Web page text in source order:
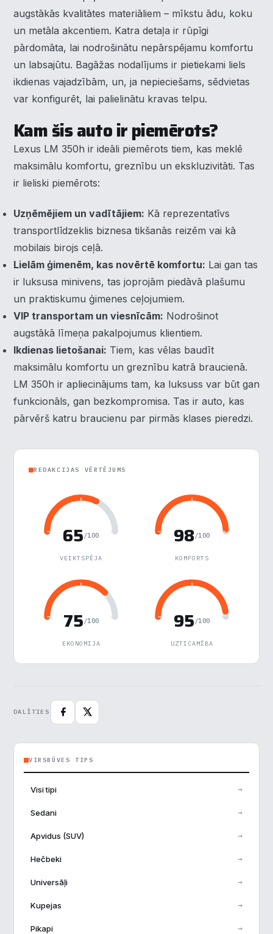
augstākās kvalitātes materiāliem – mīkstu ādu, koku
un metāla akcentiem. Katra detaļa ir rūpīgi
pārdomāta, lai nodrošinātu nepārspējamu komfortu
un labsajūtu. Bagāžas nodalījums ir pietiekami liels
ikdienas vajadzībām, un, ja nepieciešams, sēdvietas
var konfigurēt, lai palielinātu kravas telpu.
Kam šis auto ir piemērots?
Lexus LM 350h ir ideāli piemērots tiem, kas meklē
maksimālu komfortu, greznību un ekskluzivitāti. Tas
ir lieliski piemērots:
Uzņēmējiem un vadītājiem: Kā reprezentatīvs
transportlīdzeklis biznesa tikšanās reizēm vai kā
mobilais birojs ceļā.
Lielām ģimenēm, kas novērtē komfortu: Lai gan tas
ir luksusa minivens, tas joprojām piedāvā plašumu
un praktiskumu ģimenes ceļojumiem.
VIP transportam un viesnīcām: Nodrošinot
augstākā līmeņa pakalpojumus klientiem.
Ikdienas lietošanai: Tiem, kas vēlas baudīt
maksimālu komfortu un greznību katrā braucienā.
LM 350h ir apliecinājums tam, ka luksuss var būt gan
funkcionāls, gan bezkompromisa. Tas ir auto, kas
pārvērš katru braucienu par pirmās klases pieredzi.
REDAKCIJAS VĒRTĒJUMS
65 /100
VEIKTSPĒJA
98 /100
KOMFORTS
75 /100
EKONOMIJA
95 /100
UZTICAMĪBA
DALĪTIES
VIRSBŪVES TIPS
Visi tipi →
Sedani →
Apvidus (SUV) →
Hečbeki →
Universāļi →
Kupejas →
Pikapi →
Piekrišanas preferences
Mēs izmantojam sīkdatnes, lai palīdzētu jums efektīvi
pārvietoties un veikt noteiktas funkcijas. Zemāk katras
piekrišanas kategorijā atradīsiet detalizētu informāciju par
visām sīk ... Rādīt vairāk
▶ Nepieciešamās Vienmēr aktīvs
▶ Analītika
Veiktspēja
Reklāma
Saglabāt preferences